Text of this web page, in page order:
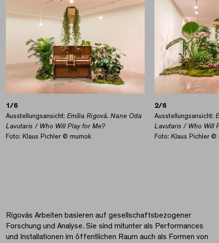
1/6
Ausstellungsansicht: Emília Rigová. Nane Oda
Lavutaris / Who Will Play for Me?
Foto: Klaus Pichler © mumok
2/6
Ausstellungsansicht:
Lavutaris / Who Will
Foto: Klaus Pichler ©
Rigovás Arbeiten basieren auf gesellschaftsbezogener
Forschung und Analyse. Sie sind mitunter als Performances
und Installationen im öffentlichen Raum auch als Formen von